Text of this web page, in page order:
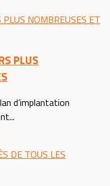
PLUS
d’implantation